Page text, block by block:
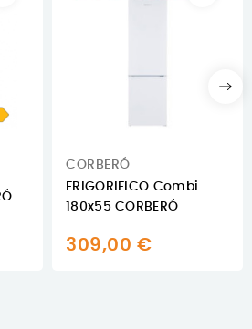
CORBERÓ
FRIGORIFICO Combi
180x55 CORBERÓ
309,00 €